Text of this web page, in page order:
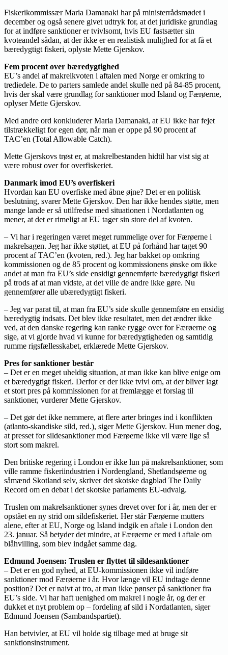
Fiskerikommissær Maria Damanaki har på ministerrådsmødet i
december og også senere givet udtryk for, at det juridiske grundlag
for at indføre sanktioner er tvivlsomt, hvis EU fastsætter sin
kvoteandel sådan, at der ikke er en realistisk mulighed for at få et
bæredygtigt fiskeri, oplyste Mette Gjerskov.
Fem procent over bæredygtighed
EU’s andel af makrelkvoten i aftalen med Norge er omkring to
trediedele. De to parters samlede andel skulle ned på 84-85 procent,
hvis der skal være grundlag for sanktioner mod Island og Færøerne,
oplyser Mette Gjerskov.
Med andre ord konkluderer Maria Damanaki, at EU ikke har fejet
tilstrækkeligt for egen dør, når man er oppe på 90 procent af
TAC’en (Total Allowable Catch).
Mette Gjerskovs trøst er, at makrelbestanden hidtil har vist sig at
være robust over for overfiskeriet.
Danmark imod EU’s overfiskeri
Hvordan kan EU overfiske med åbne øjne? Det er en politisk
beslutning, svarer Mette Gjerskov. Den har ikke hendes støtte, men
mange lande er så utilfredse med situationen i Nordatlanten og
mener, at det er rimeligt at EU tager sin store del af kvoten.
– Vi har i regeringen været meget rummelige over for Færøerne i
makrelsagen. Jeg har ikke støttet, at EU på forhånd har taget 90
procent af TAC’en (kvoten, red.). Jeg har bakket op omkring
kommissionen og de 85 procent og kommissionens ønske om ikke
andet at man fra EU’s side ensidigt gennemførte bæredygtigt fiskeri
på trods af at man vidste, at det ville de andre ikke gøre. Nu
gennemfører alle ubæredygtigt fiskeri.
– Jeg var parat til, at man fra EU’s side skulle gennemføre en ensidig
bæredygtig indsats. Det blev ikke resultatet, men det ændrer ikke
ved, at den danske regering kan ranke rygge over for Færøerne og
sige, at vi gjorde hvad vi kunne for bæredygtigheden og samtidig
rumme rigsfællesskabet, erklærede Mette Gjerskov.
Pres for sanktioner består
– Det er en meget uheldig situation, at man ikke kan blive enige om
et bæredygtigt fiskeri. Derfor er der ikke tvivl om, at der bliver lagt
et stort pres på kommissionen for at fremlægge et forslag til
sanktioner, vurderer Mette Gjerskov.
– Det gør det ikke nemmere, at flere arter bringes ind i konflikten
(atlanto-skandiske sild, red.), siger Mette Gjerskov. Hun mener dog,
at presset for sildesanktioner mod Færøerne ikke vil være lige så
stort som makrel.
Den britiske regering i London er ikke lun på makrelsanktioner, som
ville ramme fiskeriindustrien i Nordengland, Shetlandsøerne og
såmænd Skotland selv, skriver det skotske dagblad The Daily
Record om en debat i det skotske parlaments EU-udvalg.
Truslen om makrelsanktioner synes drevet over for i år, men der er
opstået en ny strid om sildefiskeriet. Her står Færøerne mutters
alene, efter at EU, Norge og Island indgik en aftale i London den
23. januar. Så betyder det mindre, at Færøerne er med i aftale om
blåhvilling, som blev indgået samme dag.
Edmund Joensen: Truslen er flyttet til sildesanktioner
– Det er en god nyhed, at EU-kommissionen ikke vil indføre
sanktioner mod Færøerne i år. Hvor længe vil EU indtage denne
position? Det er naivt at tro, at man ikke pønser på sanktioner fra
EU’s side. Vi har haft uenighed om makrel i nogle år, og der er
dukket et nyt problem op – fordeling af sild i Nordatlanten, siger
Edmund Joensen (Sambandspartiet).
Han betvivler, at EU vil holde sig tilbage med at bruge sit
sanktionsinstrument.